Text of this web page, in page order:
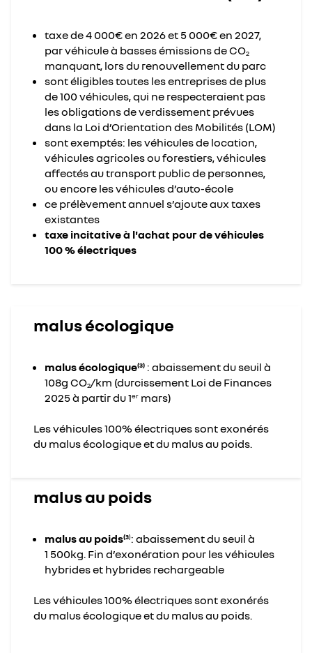
taxe de 4 000€ en 2026 et 5 000€ en 2027,
par véhicule à basses émissions de CO2
manquant, lors du renouvellement du parc
sont éligibles toutes les entreprises de plus
de 100 véhicules, qui ne respecteraient pas
les obligations de verdissement prévues
dans la Loi d’Orientation des Mobilités (LOM)
sont exemptés: les véhicules de location,
véhicules agricoles ou forestiers, véhicules
affectés au transport public de personnes,
ou encore les véhicules d’auto-école
ce prélèvement annuel s’ajoute aux taxes
existantes
taxe incitative à l'achat pour de véhicules
100 % électriques
malus écologique
malus écologique(3) : abaissement du seuil à
108g CO2/km (durcissement Loi de Finances
2025 à partir du 1er mars)
Les véhicules 100% électriques sont exonérés
du malus écologique et du malus au poids.
malus au poids
malus au poids(3): abaissement du seuil à
1 500kg. Fin d’exonération pour les véhicules
hybrides et hybrides rechargeable
Les véhicules 100% électriques sont exonérés
du malus écologique et du malus au poids.